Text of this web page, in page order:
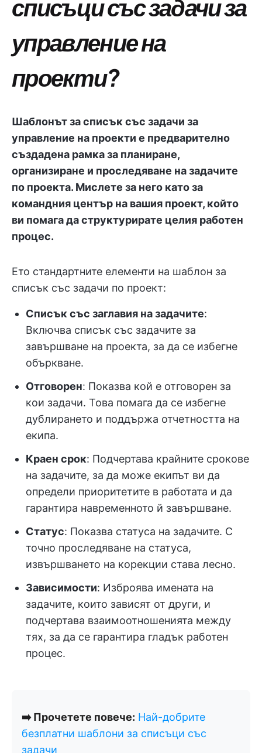
списъци със задачи за
управление на
проекти?
Шаблонът за списък със задачи за
управление на проекти е предварително
създадена рамка за планиране,
организиране и проследяване на задачите
по проекта. Мислете за него като за
командния център на вашия проект, който
ви помага да структурирате целия работен
процес.
Ето стандартните елементи на шаблон за
списък със задачи по проект:
Списък със заглавия на задачите:
Включва списък със задачите за
завършване на проекта, за да се избегне
объркване.
Отговорен: Показва кой е отговорен за
кои задачи. Това помага да се избегне
дублирането и поддържа отчетността на
екипа.
Краен срок: Подчертава крайните срокове
на задачите, за да може екипът ви да
определи приоритетите в работата и да
гарантира навременното й завършване.
Статус: Показва статуса на задачите. С
точно проследяване на статуса,
извършването на корекции става лесно.
Зависимости: Изброява имената на
задачите, които зависят от други, и
подчертава взаимоотношенията между
тях, за да се гарантира гладък работен
процес.
➡️ Прочетете повече: Най-добрите
безплатни шаблони за списъци със
задачи